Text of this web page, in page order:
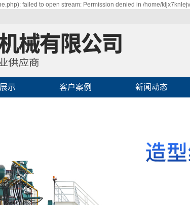
failed to open stream: Permission denied in /home/
示 客户案例 新闻动态